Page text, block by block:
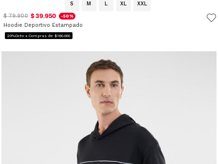
S M L XL
XXL
$ 79.900 $ 39.950 -50%
Hoodie Deportivo Estampado
20%Dcto x Compras de $160.000